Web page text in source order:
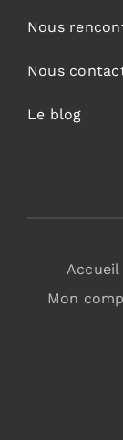
Nous
Nous
Le blog
Accueil
Mon